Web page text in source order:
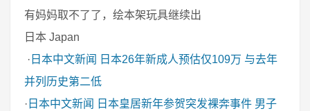
有妈妈取不了了，绘本架玩具继续出
日本 Japan
· 日本中文新闻
日本26年新成人预估仅109万 与去年
并列历史第二低
· 日本中文新闻
日本皇居新年参贺突发裸奔事件 男子